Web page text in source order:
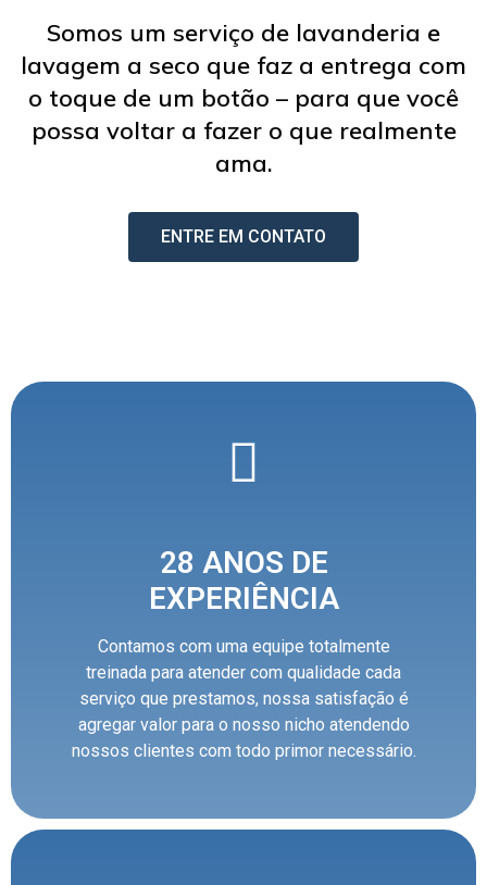
Somos um serviço de lavanderia e
lavagem a seco que faz a entrega com
o toque de um botão – para que você
possa voltar a fazer o que realmente
ama.
ENTRE EM CONTATO
28 ANOS DE
EXPERIÊNCIA
Contamos com uma equipe totalmente
treinada para atender com qualidade cada
serviço que prestamos, nossa satisfação é
agregar valor para o nosso nicho atendendo
nossos clientes com todo primor necessário.